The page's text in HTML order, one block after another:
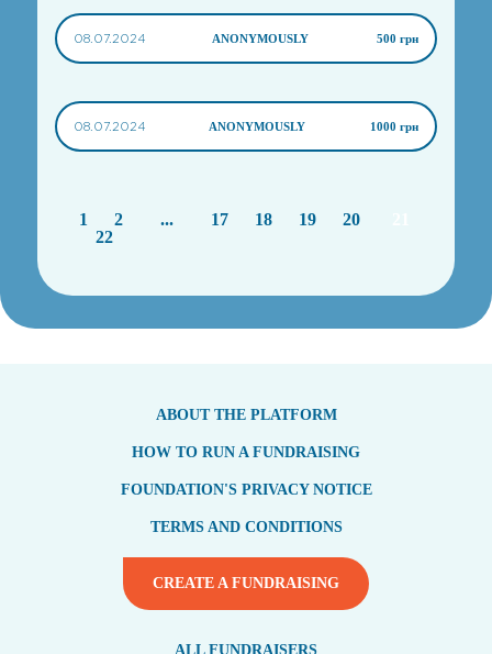
08.07.2024 ANONYMOUSLY 500 грн
08.07.2024 ANONYMOUSLY 1000 грн
1 2 ... 17 18 19 20
22
ABOUT THE PLATFORM
HOW TO RUN A FUNDRAISING
FOUNDATION'S PRIVACY NOTICE
TERMS AND CONDITIONS
CREATE A FUNDRAISING
ALL FUNDRAISERS